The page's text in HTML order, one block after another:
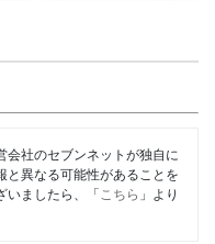
会社のセブンネットが独自に
と異なる可能性があることを
いましたら、「 こちら 」より